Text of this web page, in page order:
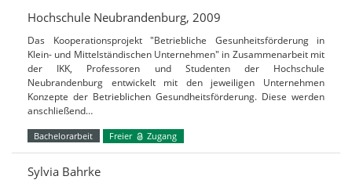
Hochschule Neubrandenburg, 2009
Das Kooperationsprojekt "Betriebliche Gesunheitsförderung in
Klein- und Mittelständischen Unternehmen" in Zusammenarbeit mit
der IKK, Professoren und Studenten der Hochschule
Neubrandenburg entwickelt mit den jeweiligen Unternehmen
Konzepte der Betrieblichen Gesundheitsförderung. Diese werden
anschließend…
Bachelorarbeit Freier Zugang
Sylvia Bahrke